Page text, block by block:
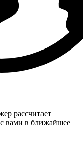
рассчитает
с вами в ближайшее